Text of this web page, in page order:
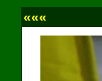
«««